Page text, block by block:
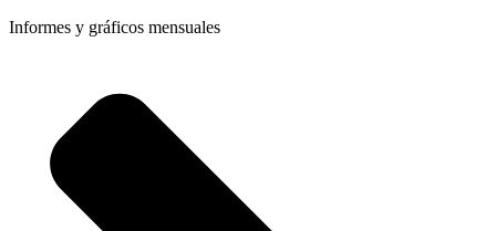
Informes y gráficos mensuales